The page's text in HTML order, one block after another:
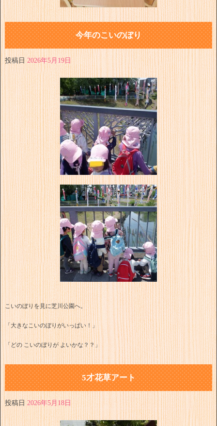
今年のこいのぼり
投稿日 2026年5月19日
こいのぼりを見に芝川公園へ。
「大きなこいのぼりがいっぱい！」
「どの こいのぼりが よいかな？？」
5才花草アート
投稿日 2026年5月18日